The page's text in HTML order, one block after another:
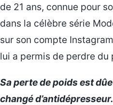
de 21 ans, connue pour
dans la célèbre série
sur son compte
lui a permis de perdre du
Sa perte de poids est dûe
changé d’antidépresseur.